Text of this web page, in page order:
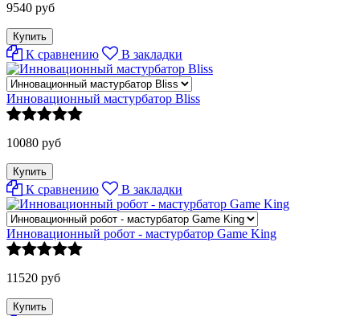
9540 руб
К сравнению В закладки
Инновационный мастурбатор Bliss
10080 руб
К сравнению В закладки
Инновационный робот - мастурбатор Game King
11520 руб